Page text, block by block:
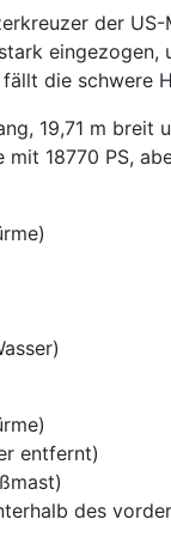
der
eingezogen,
die schwere
19,71 m
18770 PS,
entfernt)
des